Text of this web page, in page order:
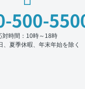
500-
対時間：10時～18時
、夏季休暇、年末年始を除く